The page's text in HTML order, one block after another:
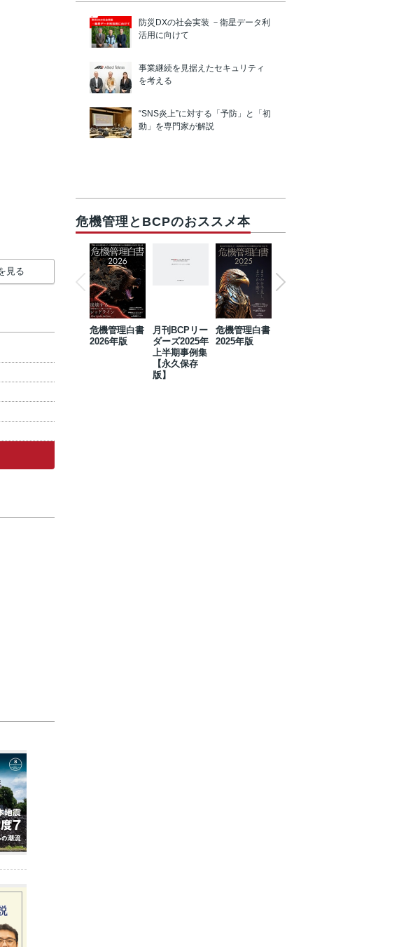
見る
防災DXの社会実装 －衛星データ利
活用に向けて
事業継続を見据えたセキュリティ
を考える
“SNS炎上”に対する「予防」と「初
動」を専門家が解説
危機管理とBCPのおススメ本
危機管理白書
2026年版
月刊BCPリー
ダーズ2025年
上半期事例集
【永久保存
版】
危機管理白書
2025年版